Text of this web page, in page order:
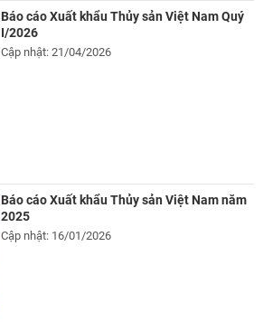
Báo cáo Xuất khẩu Thủy sản Việt Nam Quý
I/2026
Cập nhật: 21/04/2026
Báo cáo Xuất khẩu Thủy sản Việt Nam năm
2025
Cập nhật: 16/01/2026